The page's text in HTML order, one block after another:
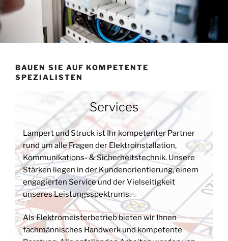
BAUEN SIE AUF KOMPETENTE
SPEZIALISTEN
Services
Lampert und Struck ist Ihr kompetenter Partner
rund um alle Fragen der Elektroinstallation,
Kommunikations- & Sicherheitstechnik. Unsere
Stärken liegen in der Kundenorientierung, einem
engagierten Service und der Vielseitigkeit
unseres Leistungsspektrums.
Als Elektromeisterbetrieb bieten wir Ihnen
fachmännisches Handwerk und kompetente